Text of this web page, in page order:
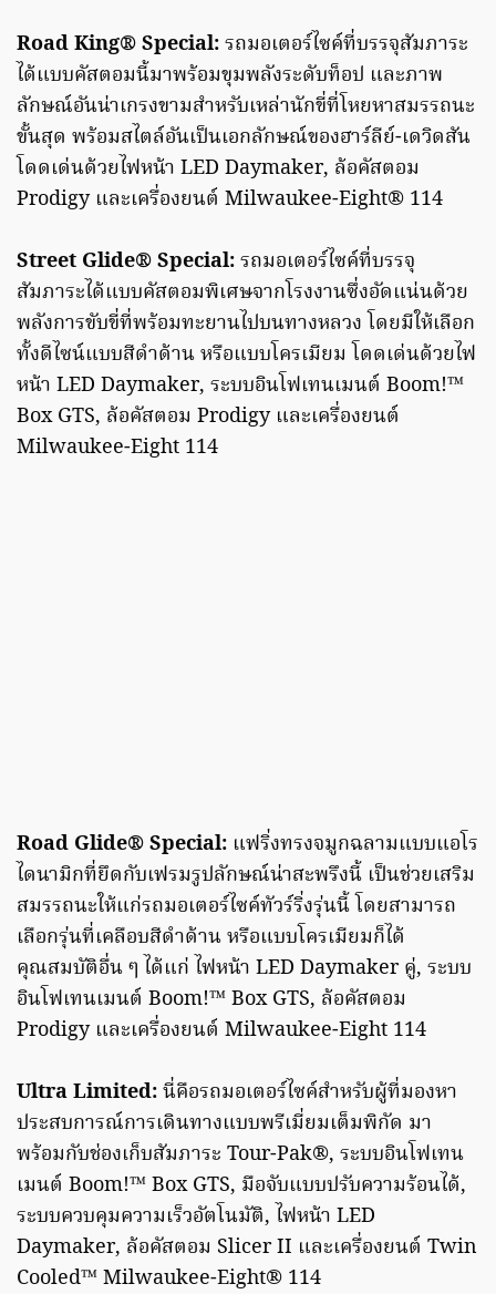
Road King® Special:รถมอเตอร์ไซค์ที่บรรจุสัมภาระ
ได้แบบคัสตอมนี้มาพร้อมขุมพลังระดับท็อป และภาพ
ลักษณ์อันน่าเกรงขามสำหรับเหล่านักขี่ที่โหยหาสมรรถนะ
ขั้นสุด พร้อมสไตล์อันเป็นเอกลักษณ์ของฮาร์ลีย์-เดวิดสัน
โดดเด่นด้วยไฟหน้า LED Daymaker, ล้อคัสตอม
Prodigy และเครื่องยนต์ Milwaukee-Eight® 114
Street Glide® Special:รถมอเตอร์ไซค์ที่บรรจุ
สัมภาระได้แบบคัสตอมพิเศษจากโรงงานซึ่งอัดแน่นด้วย
พลังการขับขี่ที่พร้อมทะยานไปบนทางหลวง โดยมีให้เลือก
ทั้งดีไซน์แบบสีดำด้าน หรือแบบโครเมียม โดดเด่นด้วยไฟ
หน้า LED Daymaker, ระบบอินโฟเทนเมนต์ Boom!™
Box GTS, ล้อคัสตอม Prodigy และเครื่องยนต์
Milwaukee-Eight 114
Road Glide® Special: แฟริ่งทรงจมูกฉลามแบบแอโร
ไดนามิกที่ยึดกับเฟรมรูปลักษณ์น่าสะพรึงนี้ เป็นช่วยเสริม
สมรรถนะให้แก่รถมอเตอร์ไซค์ทัวร์ริ่งรุ่นนี้ โดยสามารถ
เลือกรุ่นที่เคลือบสีดำด้าน หรือแบบโครเมียมก็ได้
คุณสมบัติอื่น ๆ ได้แก่ ไฟหน้า LED Daymaker คู่, ระบบ
อินโฟเทนเมนต์ Boom!™ Box GTS, ล้อคัสตอม
Prodigy และเครื่องยนต์ Milwaukee-Eight 114
Ultra Limited:นี่คือรถมอเตอร์ไซค์สำหรับผู้ที่มองหา
ประสบการณ์การเดินทางแบบพรีเมี่ยมเต็มพิกัด มา
พร้อมกับช่องเก็บสัมภาระ Tour-Pak®, ระบบอินโฟเทน
เมนต์ Boom!™ Box GTS, มือจับแบบปรับความร้อนได้,
ระบบควบคุมความเร็วอัตโนมัติ, ไฟหน้า LED
Daymaker, ล้อคัสตอม Slicer II และเครื่องยนต์ Twin
Cooled™ Milwaukee-Eight® 114